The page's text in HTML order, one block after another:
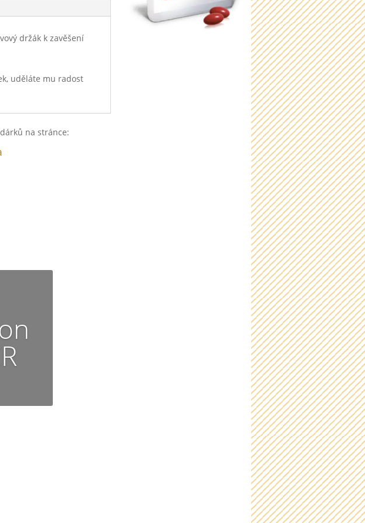
držák k zavěšení
uděláte mu radost
na stránce: